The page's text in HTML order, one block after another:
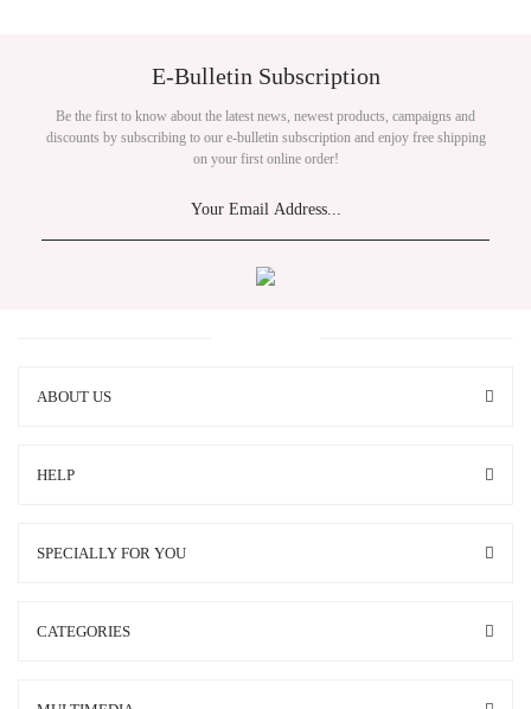
E-Bulletin Subscription
Be the first to know about the latest news, newest products, campaigns and
discounts by subscribing to our e-bulletin subscription and enjoy free shipping
on your first online order!
ABOUT US
HELP
SPECIALLY FOR YOU
CATEGORIES